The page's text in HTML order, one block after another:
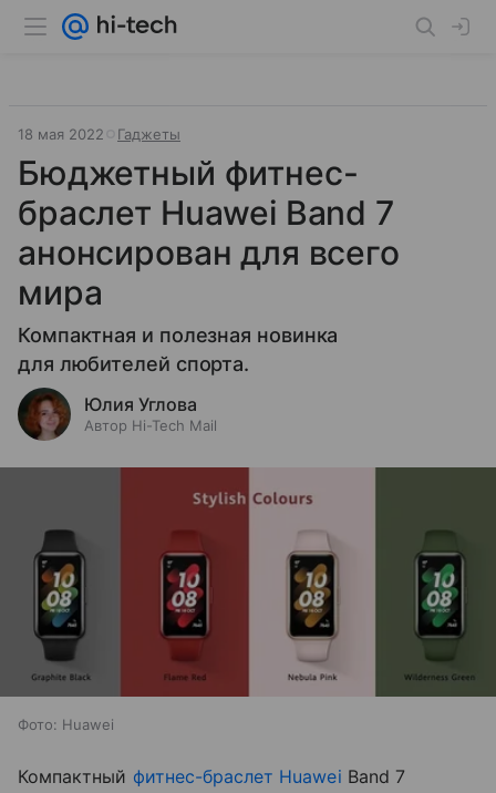
18 мая 2022 Гаджеты
Бюджетный фитнес-
браслет Huawei Band 7
анонсирован для всего
мира
Компактная и полезная новинка
для любителей спорта.
Юлия Углова
Автор Hi-Tech Mail
Фото: Huawei
Компактный фитнес-браслет Huawei Band 7